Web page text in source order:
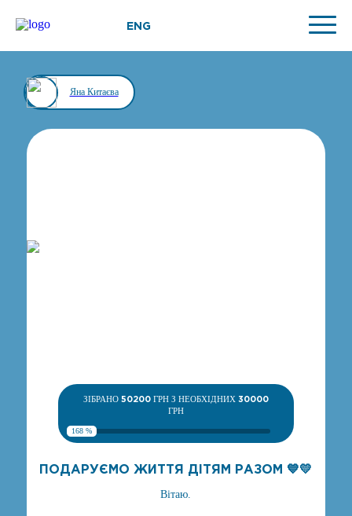
ENG
Яна Китаєва
ЗІБРАНО 50200ГРН З НЕОБХІДНИХ 30000
ГРН
168 %
ПОДАРУЄМО ЖИТТЯ ДІТЯМ РАЗОМ 💙💛
Вітаю.